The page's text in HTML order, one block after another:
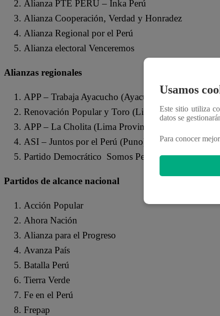
Alianza PTE PERÚ – Inka Perú
Alianza Cooperación, Verdad y Honradez
Alianza Regional por el Perú
Alianza electoral Venceremos
Alianzas regionales
APP – Trabaja Ayacucho (Ayacucho).
Renovación Popular y Toro (Lima Provincias)
APP – La Cholita (Lima Provincias)
ASI – Juntos por el Perú (Puno)
Partido Democrático Somos Perú (Puno)
Partidos de alcance nacional
Acción Popular
Ahora Nación
Alianza para el Progreso
Avanza País
Batalla Perú
Tierra Verde
Fe en el Perú
Frepap
Usamos
Este sitio utiliza
datos se
Para conocer